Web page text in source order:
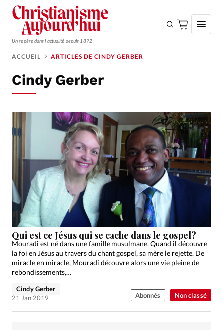
Un repère dans l'actualité depuis 1872
Monde
Opinions
Tous les articles
Faire un don
Emploi
Se connecter
Édition: Internationale
Devise:CHF
RUBRIQUES
Tous les articles
Actualité internationale
Chronique
Culture
Dossier
Génération réveil
Monde
ACCUEIL ARTICLES DE CINDY GERBER
Cindy Gerber
Non classé
Qui est ce Jésus qui se cache dans le gospel?
Mouradi est né dans une famille musulmane. Quand il découvre
la foi en Jésus au travers du chant gospel, sa mère le rejette. De
miracle en miracle, Mouradi découvre alors une vie pleine de
rebondissements,…
Cindy Gerber
21 Jan 2019
Abonnés